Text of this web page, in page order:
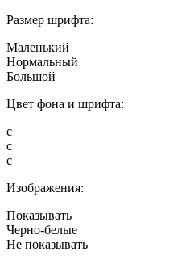
Размер шрифта:
Маленький
Нормальный
Большой
Цвет фона и шрифта:
с
с
с
Изображения:
Показывать
Черно-белые
Не показывать